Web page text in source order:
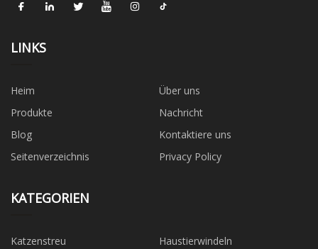
LINKS
Heim
Über uns
Produkte
Nachricht
Blog
Kontaktiere uns
Seitenverzeichnis
Privacy Policy
KATEGORIEN
Katzenstreu
Haustierwindeln